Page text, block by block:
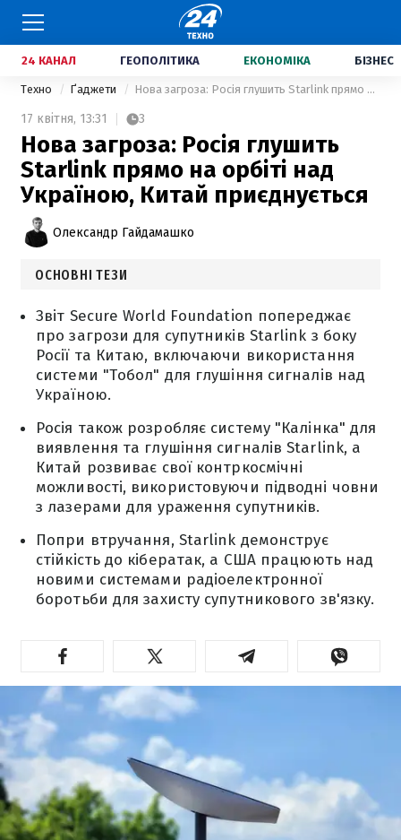
24 КАНАЛ ГЕОПОЛІТИКА ЕКОНОМІКА БІЗНЕС
Техно Ґаджети Нова загроза: Росія глушить Starlink прямо на орбіті над Україною, Китай приєднується
17 квітня, 13:31 3
Нова загроза: Росія глушить
Starlink прямо на орбіті над
Україною, Китай приєднується
Олександр Гайдамашко
ОСНОВНІ ТЕЗИ
Звіт Secure World Foundation попереджає
про загрози для супутників Starlink з боку
Росії та Китаю, включаючи використання
системи "Тобол" для глушіння сигналів над
Україною.
Росія також розробляє систему "Калінка" для
виявлення та глушіння сигналів Starlink, а
Китай розвиває свої контркосмічні
можливості, використовуючи підводні човни
з лазерами для ураження супутників.
Попри втручання, Starlink демонструє
стійкість до кібератак, а США працюють над
новими системами радіоелектронної
боротьби для захисту супутникового зв'язку.